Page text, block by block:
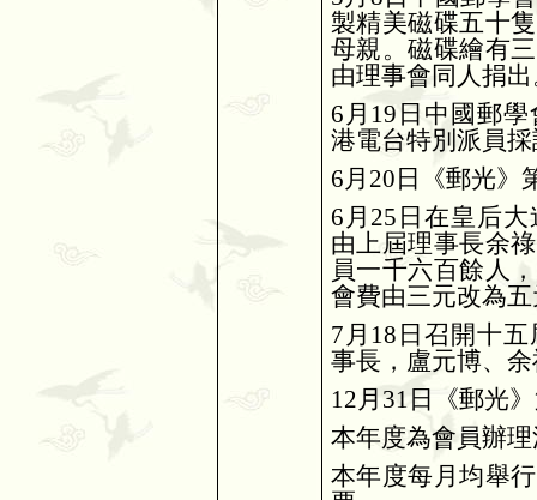
製精美磁碟五十
母親。磁碟繪有
由理事會同人捐出
6 月 19 日中國郵
港電台特別派員
6 月 20 日《郵光》
6 月 25 日在皇后
由上屆理事長余
員一千六百餘人
會費由三元改為
7 月 18 日召開十
事長，盧元博、
12 月 31 日《郵光
本年度為會員辦
本年度每月均舉